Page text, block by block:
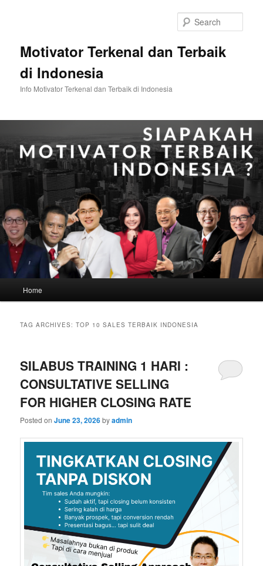
Motivator Terkenal dan Terbaik
di Indonesia
Info Motivator Terkenal dan Terbaik di Indonesia
Home
TAG ARCHIVES:TOP 10 SALES TERBAIK INDONESIA
SILABUS TRAINING 1 HARI :
CONSULTATIVE SELLING
FOR HIGHER CLOSING RATE
Posted onJune 23, 2026byadmin